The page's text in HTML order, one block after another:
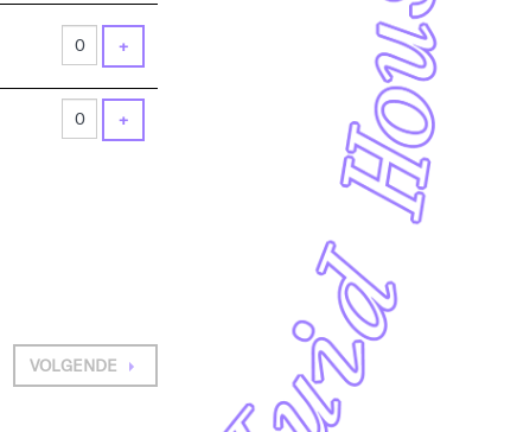
+VOEG TICKET TOE
+VOEG TICKET TOE
VOLGENDE